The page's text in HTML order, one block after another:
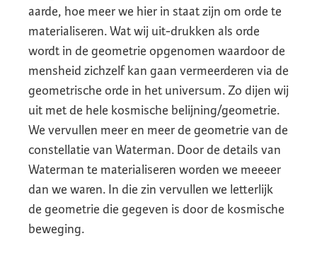
aarde, hoe meer we hier in staat zijn om orde te
materialiseren. Wat wij uit-drukken als orde
wordt in de geometrie opgenomen waardoor de
mensheid zichzelf kan gaan vermeerderen via de
geometrische orde in het universum. Zo dijen wij
uit met de hele kosmische belijning/geometrie.
We vervullen meer en meer de geometrie van de
constellatie van Waterman. Door de details van
Waterman te materialiseren worden we meeeer
dan we waren. In die zin vervullen we letterlijk
de geometrie die gegeven is door de kosmische
beweging.